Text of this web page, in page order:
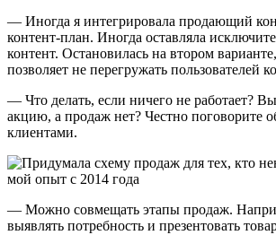
— Иногда я интегрировала продающий
контент-план. Иногда оставляла
контент. Остановилась на втором
позволяет не перегружать пользователей
— Что делать, если ничего не работает?
акцию, а продаж нет? Честно поговорите
клиентами.
— Можно совмещать этапы продаж.
выявлять потребность и презентовать